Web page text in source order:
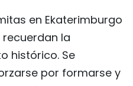
en Ekaterimburgo
la
histórico. Se
por formarse y